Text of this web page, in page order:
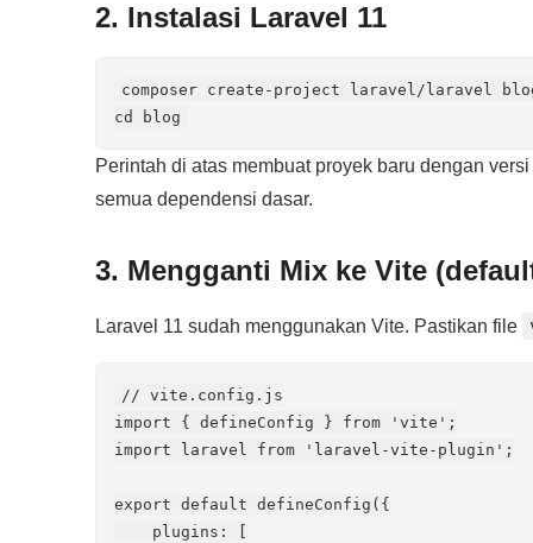
2. Instalasi Laravel 11
composer create-project laravel/laravel
cd blog
Perintah di atas membuat proyek baru dengan
semua dependensi dasar.
3. Mengganti Mix ke Vite
Laravel 11 sudah menggunakan Vite. Pastikan file
// vite.config.js
import { defineConfig } from 'vite';
import laravel from 'laravel-vite-plugin';
export default defineConfig({
    plugins: [